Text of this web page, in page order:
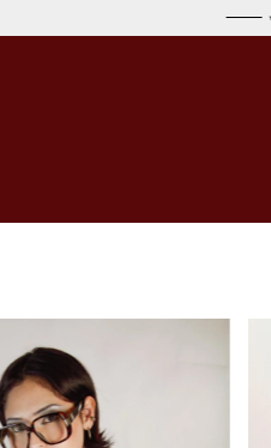
─── ⋆⋅☆⋅⋆ ─── ENVÍO